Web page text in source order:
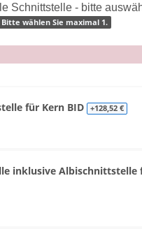
Schnittstelle - bitte
Bitte wählen Sie maximal 1.
für Kern BID
+128,52 €
inklusive Albischnittstelle